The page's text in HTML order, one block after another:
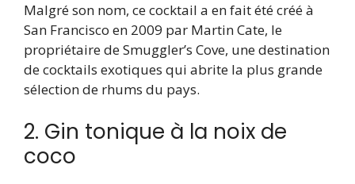
Malgré son nom, ce cocktail a en fait été créé à
San Francisco en 2009 par Martin Cate, le
propriétaire de Smuggler’s Cove, une destination
de cocktails exotiques qui abrite la plus grande
sélection de rhums du pays.
2. Gin tonique à la noix de
coco